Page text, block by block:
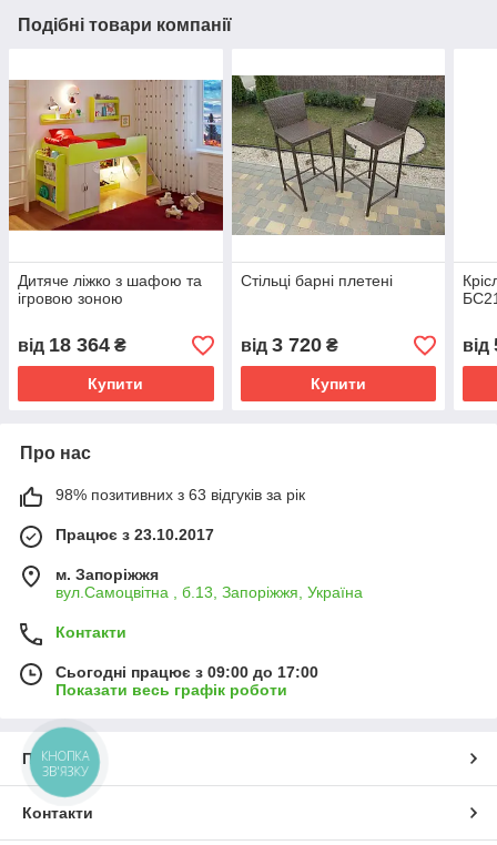
Подібні товари компанії
Дитяче ліжко з шафою та
ігровою зоною
від 18 364 ₴
Купити
Стільці барні плетені
від 3 720₴
Купити
від
Про нас
98% позитивних з 63 відгуків за рік
Працює з 23.10.2017
м. Запоріжжя
вул.Самоцвітна , б.13, Запоріжжя, Україна
Контакти
Сьогодні працює з 09:00 до 17:00
Показати весь графік роботи
Про нас
Контакти
КНОПКА
ЗВ'ЯЗКУ